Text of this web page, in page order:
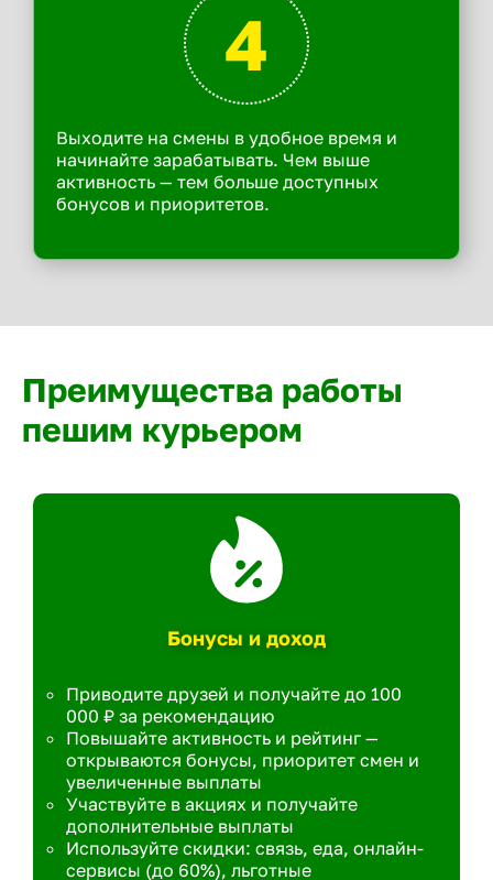
4
Выходите на смены в удобное время и
начинайте зарабатывать. Чем выше
активность — тем больше доступных
бонусов и приоритетов.
Преимущества работы
пешим курьером
Бонусы и доход
Приводите друзей и получайте до 100
000 ₽ за рекомендацию
Повышайте активность и рейтинг —
открываются бонусы, приоритет смен и
увеличенные выплаты
Участвуйте в акциях и получайте
дополнительные выплаты
Используйте скидки: связь, еда, онлайн-
сервисы (до 60%), льготные